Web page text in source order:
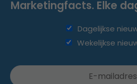
Marketingfacts. Elke
Dagelijkse
Wekelijkse